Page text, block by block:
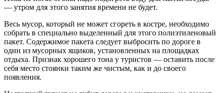
— утром для этого занятия времени не будет.
Весь мусор, который не может сгореть в костре, необходимо
собрать в специально выделенный для этого полиэтиленовый
пакет. Содержимое пакета следует выбросить по дороге в
один из мусорных ящиков, установленных на площадках
отдыха. Признак хорошего тона у туристов — оставить после
себя место стоянки таким же чистым, как и до своего
появления.